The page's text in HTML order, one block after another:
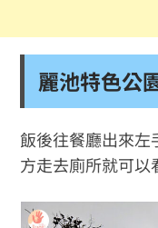
麗池特色公
飯後往餐廳出來
方走去廁所就可以